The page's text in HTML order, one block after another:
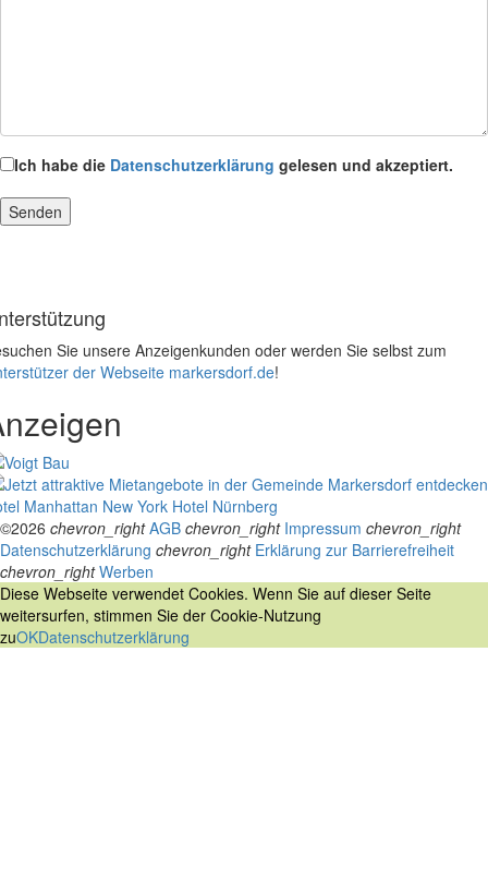
Ich habe die Datenschutzerklärung gelesen und akzeptiert.
Sie unsere Anzeigenkunden oder werden Sie selbst zum
der Webseite markersdorf.de!
Manhattan New York Hotel Nürnberg
©2026 chevron_right AGB chevron_right Impressum chevron_right
Datenschutzerklärung chevron_right Erklärung zur Barrierefreiheit
chevron_right Werben
Diese Webseite verwendet Cookies. Wenn Sie auf dieser Seite
weitersurfen, stimmen Sie der Cookie-Nutzung
zuOKDatenschutzerklärung